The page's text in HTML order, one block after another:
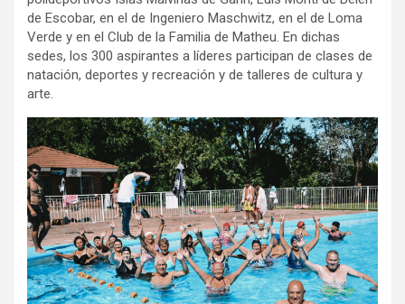
de Escobar, en el de Ingeniero Maschwitz, en el de Loma
Verde y en el Club de la Familia de Matheu. En dichas
sedes, los 300 aspirantes a líderes participan de clases de
natación, deportes y recreación y de talleres de cultura y
arte.